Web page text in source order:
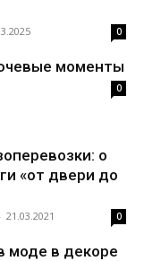
0
моменты
0
о
«от двери до
- 21.03.2021 0
моде в декоре